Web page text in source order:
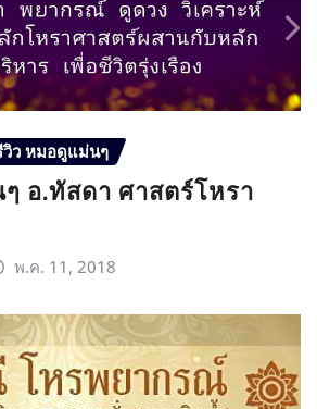
วิว หมอดูแม่นๆ
อ.ทัสดา ศาสตร์โหรา
พ.ค. 11, 2018